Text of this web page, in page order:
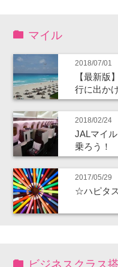
マイル
2018/07/01
【最新版
行に出か
2018/02/24
JALマイ
乗ろう！
2017/05/29
☆ハピタ
ビジネスクラス